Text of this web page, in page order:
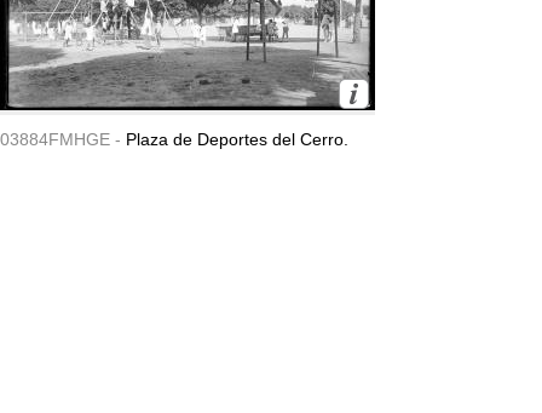
03884FMHGE - Plaza de Deportes del Cerro.